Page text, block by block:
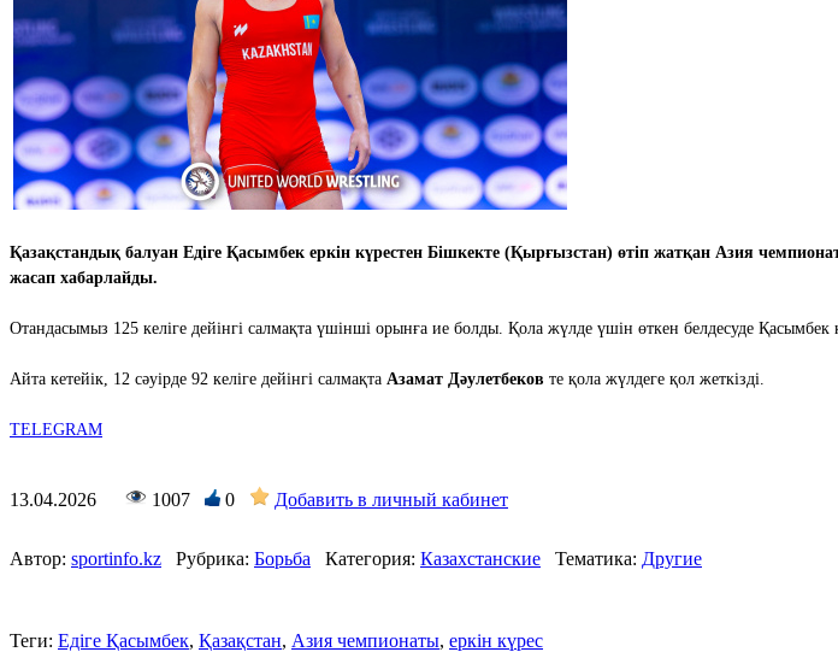
Қазақстандық балуан Едіге Қасымбек еркін күрестен Бішкекте (Қырғызстан) өтіп жатқан Азия
жасап хабарлайды.
Отандасымыз 125 келіге дейінгі салмақта үшінші орынға ие болды. Қола жүлде үшін өткен белдесуде
Айта кетейік, 12 сәуірде 92 келіге дейінгі салмақта Азамат Дәулетбеков те қола жүлдеге қол жеткізді.
TELEGRAM
13.04.2026 1007 0 Добавить в личный кабинет
Автор: sportinfo.kz Рубрика: Борьба Категория: Казахстанские Тематика: Другие
Теги: Едіге Қасымбек, Қазақстан, Азия чемпионаты, еркін күрес